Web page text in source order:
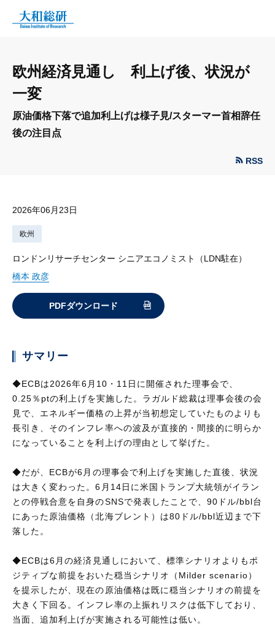
欧州経済見通し 利上げ後、状況が
一変
原油価格下落で追加利上げは様子見/スターマー首相辞任
後の注目点
RSS
2026年06月23日
欧州
ロンドンリサーチセンター シニアエコノミスト（LDN駐在）
橋本 政彦
PDFダウンロード
サマリー
◆ECBは2026年6月10・11日に開催された理事会で、
0.25％ptの利上げを実施した。ラガルド総裁は理事会後の会
見で、エネルギー価格の上昇が当初想定していたものよりも
長引き、そのインフレ率への波及が直接的・間接的に明らか
になっていることを利上げの理由として挙げた。
◆だが、ECBが6月の理事会で利上げを実施した直後、状況
は大きく変わった。6月14日に米国トランプ大統領がイラン
との停戦合意を自身のSNSで発表したことで、90ドル/bbl台
にあった原油価格（北海ブレント）は80ドル/bbl近辺まで下
落した。
◆ECBは6月の経済見通しにおいて、標準シナリオよりもポ
ジティブな前提をおいた穏当シナリオ（Milder scenario）
を提示したが、現在の原油価格は既に穏当シナリオの前提を
大きく下回る。インフレ率の上振れリスクは低下しており、
当面、追加利上げが実施される可能性は低い。